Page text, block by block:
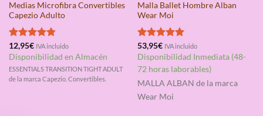
Medias Microfibra Convertibles
Capezio Adulto
Valorado
con4.75
de 5
12,95€ IVA incluido
Disponibilidad en Almacén
ESSENTIALS TRANSITION TIGHT ADULT
de la marca Capezio. Convertibles.
Malla Ballet Hombre Alban
Wear Moi
Valorado
con5.00
de 5
53,95€ IVA incluido
Disponibilidad Inmediata (48-
72 horas laborables)
MALLA ALBAN de la marca
Wear Moi